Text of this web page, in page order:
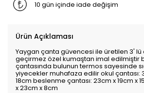
10 gün içinde iade değişim
Ürün Açıklaması
Yaygan çanta güvencesi ile üretilen 3' lü
geçirmez özel kumaştan imal edilmiştir
çantasında bulunun termos sayesinde
yiyecekler muhafaza edilir okul çantası:
18cm beslenme çantası: 23cm x 19cm x
x 23cm x 8cm